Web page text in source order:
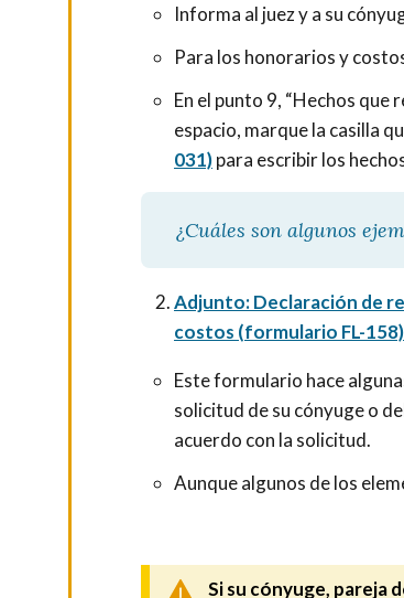
Informa al juez y a su
Para los honorarios y
En el punto 9, “Hechos que
espacio, marque la casilla
031)para escribir los
¿Cuáles son algunos
Adjunto: Declaración de
costos (formulario FL-158)
Este formulario hace
solicitud de su cónyuge o
acuerdo con la solicitud.
Aunque algunos de los
Si su cónyuge, pareja